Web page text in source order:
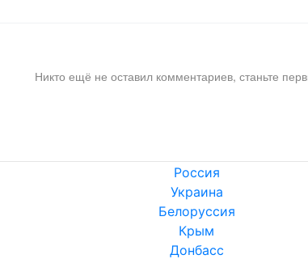
Никто ещё не оставил комментариев, станьте
Россия
Украина
Белоруссия
Крым
Донбасс